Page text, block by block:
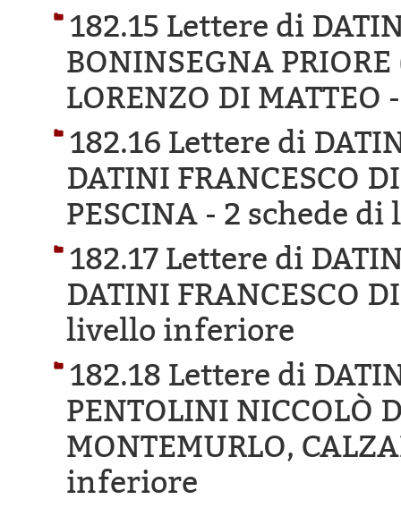
182.15 Lettere di
BONINSEGNA
LORENZO DI MATTEO
182.16 Lettere di
DATINI FRANCESCO
PESCINA - 2 schede
182.17 Lettere di
DATINI FRANCESCO
livello inferiore
182.18 Lettere di
PENTOLINI NICCOLÒ
MONTEMURLO,
inferiore